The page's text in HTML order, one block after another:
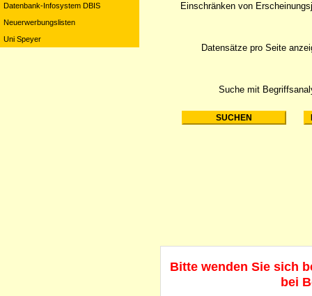
Datenbank-Infosystem DBIS
Neuerwerbungslisten
Uni Speyer
Suche mit
Einschränken von
Datensätze pro Seite
Bitte wenden Sie sich
bei